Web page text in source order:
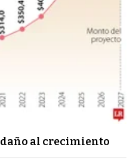
al crecimiento